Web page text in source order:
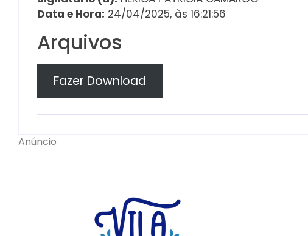
Data e Hora: 24/04/2025, às 16:21:56
Arquivos
Fazer Download
Anúncio